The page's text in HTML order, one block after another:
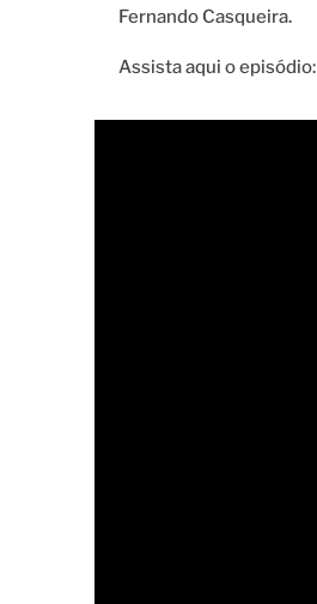
Fernando Casqueira.
Assista aqui o episódio: